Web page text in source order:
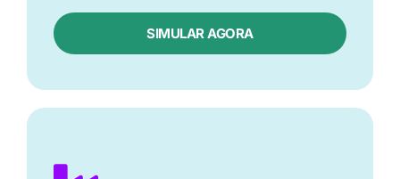
SIMULAR AGORA